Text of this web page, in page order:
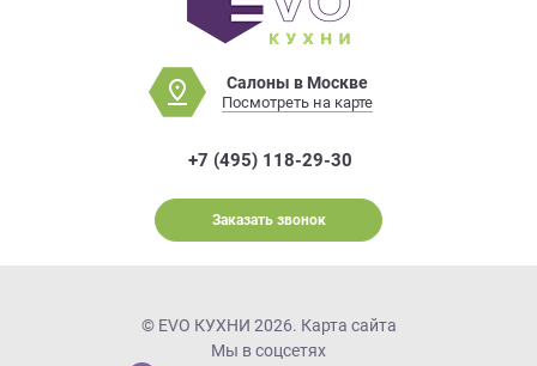
Салоны в Москве
Посмотреть на карте
+7 (495) 118-29-30
Заказать звонок
© EVO КУХНИ 2026. Карта сайта
Мы в соцсетях